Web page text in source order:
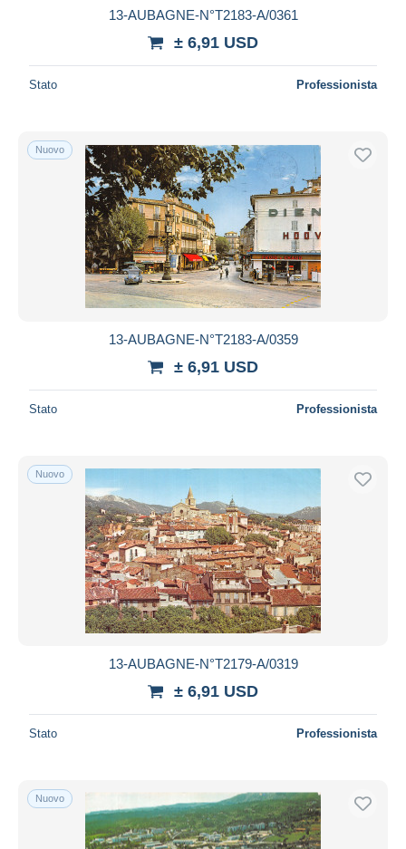
13-AUBAGNE-N°T2183-A/0361
± 6,91 USD
Stato Professionista
Nuovo
13-AUBAGNE-N°T2183-A/0359
± 6,91 USD
Stato Professionista
Nuovo
13-AUBAGNE-N°T2179-A/0319
± 6,91 USD
Stato Professionista
Nuovo